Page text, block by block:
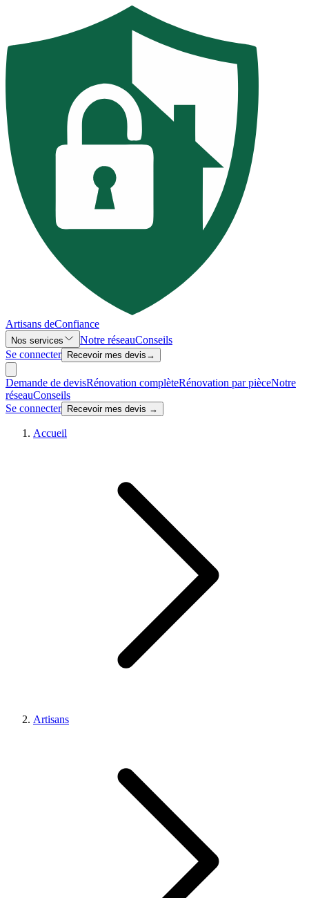
Artisans deConfiance
Nos services Notre réseauConseils
Se connecter
Recevoir mes devis →
Demande de devisRénovation complèteRénovation par pièceNotre
réseauConseils
Se connecter
Recevoir mes devis →
Accueil
Artisans